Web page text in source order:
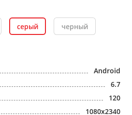
серый черный
Android
6.7
120
1080x2340